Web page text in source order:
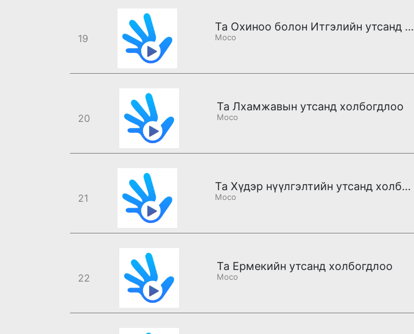
19
Та Охиноо болон Итгэлийн утсанд холбогдлоо
Moco
20
Та Лхамжавын утсанд холбогдлоо
Moco
21
Та Хүдэр нүүлгэлтийн утсанд холбогдлоо
Moco
22
Та Ермекийн утсанд холбогдлоо
Moco